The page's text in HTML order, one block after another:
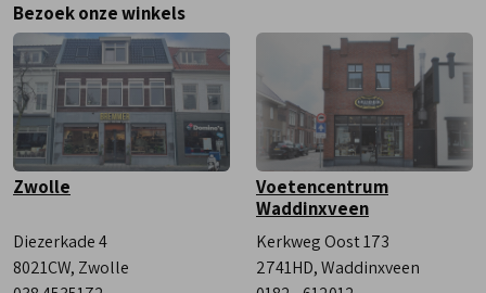
Vrijdag
Zaterdag
9:00 - 17:00
Bezoek onze winkels
Zwolle
Diezerkade 4
8021CW, Zwolle
Voetencentrum
Waddinxveen
Kerkweg Oost 173
2741HD, Waddinxveen